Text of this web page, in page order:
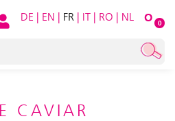
O 0
DE | EN | FR | IT | RO | NL
CAVIAR